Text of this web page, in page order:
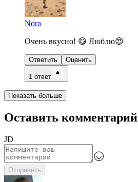
Nora
Очень вкусно! 😋 Люблю😍
Ответить Оценить
1 ответ
Показать больше
Оставить комментарий
JD
Отправить